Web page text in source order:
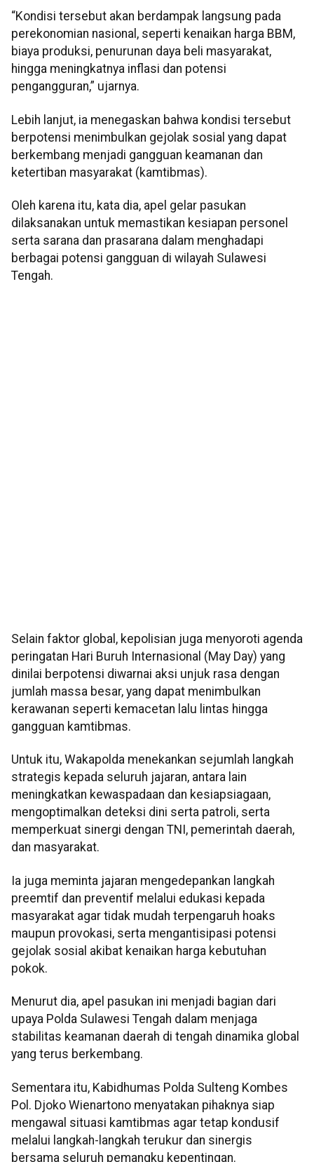
“Kondisi tersebut akan berdampak langsung pada
perekonomian nasional, seperti kenaikan harga BBM,
biaya produksi, penurunan daya beli masyarakat,
hingga meningkatnya inflasi dan potensi
pengangguran,” ujarnya.
Lebih lanjut, ia menegaskan bahwa kondisi tersebut
berpotensi menimbulkan gejolak sosial yang dapat
berkembang menjadi gangguan keamanan dan
ketertiban masyarakat (kamtibmas).
Oleh karena itu, kata dia, apel gelar pasukan
dilaksanakan untuk memastikan kesiapan personel
serta sarana dan prasarana dalam menghadapi
berbagai potensi gangguan di wilayah Sulawesi
Tengah.
Selain faktor global, kepolisian juga menyoroti agenda
peringatan Hari Buruh Internasional (May Day) yang
dinilai berpotensi diwarnai aksi unjuk rasa dengan
jumlah massa besar, yang dapat menimbulkan
kerawanan seperti kemacetan lalu lintas hingga
gangguan kamtibmas.
Untuk itu, Wakapolda menekankan sejumlah langkah
strategis kepada seluruh jajaran, antara lain
meningkatkan kewaspadaan dan kesiapsiagaan,
mengoptimalkan deteksi dini serta patroli, serta
memperkuat sinergi dengan TNI, pemerintah daerah,
dan masyarakat.
Ia juga meminta jajaran mengedepankan langkah
preemtif dan preventif melalui edukasi kepada
masyarakat agar tidak mudah terpengaruh hoaks
maupun provokasi, serta mengantisipasi potensi
gejolak sosial akibat kenaikan harga kebutuhan
pokok.
Menurut dia, apel pasukan ini menjadi bagian dari
upaya Polda Sulawesi Tengah dalam menjaga
stabilitas keamanan daerah di tengah dinamika global
yang terus berkembang.
Sementara itu, Kabidhumas Polda Sulteng Kombes
Pol. Djoko Wienartono menyatakan pihaknya siap
mengawal situasi kamtibmas agar tetap kondusif
melalui langkah-langkah terukur dan sinergis
bersama seluruh pemangku kepentingan.